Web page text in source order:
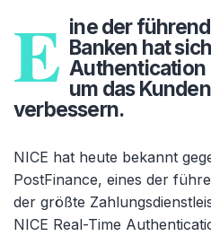
E ine der
Banken hat
Authentication
um das
verbessern.
NICE hat heute bekannt
PostFinance, eines der
der größte
NICE Real-Time